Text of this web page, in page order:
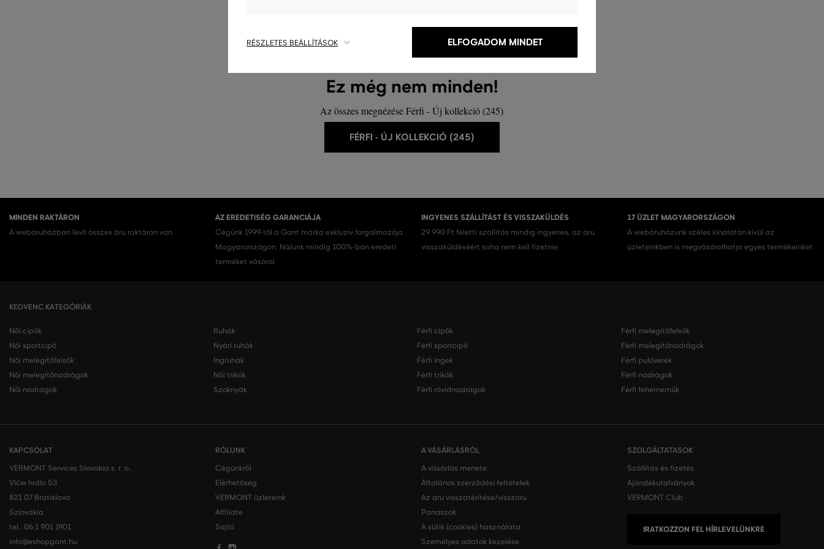
Ez még nem minden!
Az összes megnézése Férfi - Új kollekció (245)
FÉRFI - ÚJ KOLLEKCIÓ (245)
MINDEN RAKTÁRON
A webáruházban lévő összes áru raktáron van.
AZ EREDETISÉG GARANCIÁJA
Cégünk 1999-től a Gant márka exkluzív forgalmazója
Magyarországon. Nálunk mindig 100%-ban eredeti
terméket vásárol.
INGYENES SZÁLLÍTÁST ÉS VISSZAKÜLDÉS
29 990 Ft feletti szállítás mindig ingyenes, az áru
visszaküldéséért soha nem kell fizetnie.
17 ÜZLET MAGYARORSZÁGON
A webáruházunk széles kínálatán kívül az
üzleteinkben is megvásárolhatja egyes termékeinket.
KEDVENC KATEGÓRIÁK
Női cipők
Női sportcipő
Női melegítőfelsők
Női melegítőnadrágok
Női nadrágok
Ruhák
Nyári ruhák
Ingruhák
Női trikók
Szoknyák
Férfi cipők
Férfi sportcipő
Férfi ingek
Férfi trikók
Férfi rövidnadrágok
Férfi melegítőfelsők
Férfi melegítőnadrágok
Férfi pulóverek
Férfi nadrágok
Férfi fehérneműk
KAPCSOLAT
VERMONT Services Slovakia s. r. o.
Vlčie hrdlo 53
821 07 Bratislava
Szlovákia
tel.: 06 1 901 1901
info@eshopgant.hu
RÓLUNK
Cégünkről
Elérhetőség
VERMONT üzleteink
Affiliate
Sajtó
A VÁSÁRLÁSRÓL
A vásárlás menete
Általános szerződési feltételek
Az áru visszatérítése/visszáru
Panaszok
A sütik (cookies) használata
Személyes adatok kezelése
SZOLGÁLTATASOK
Szállítás és fizetés
Ajándékutalványok
VERMONT Club
IRATKOZZON FEL HÍRLEVELÜNKRE
RÉSZLETES BEÁLLÍTÁSOK ELFOGADOM MINDET